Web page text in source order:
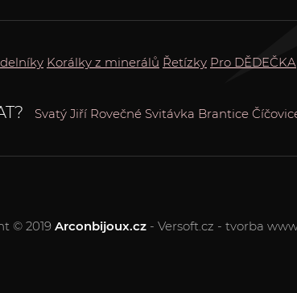
Korálky z minerálů Řetízky Pro DĚDEČKA
Svatý Jiří Rovečné Svitávka Brantice
© 2019 Arconbijoux.cz - Versoft.cz - tvorba